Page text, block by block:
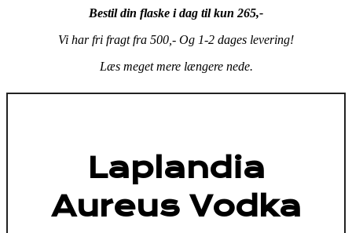
Bestil din flaske i dag til kun 265,-
Vi har fri fragt fra 500,- Og 1-2 dages levering!
Læs meget mere længere nede.
Laplandia
Aureus Vodka